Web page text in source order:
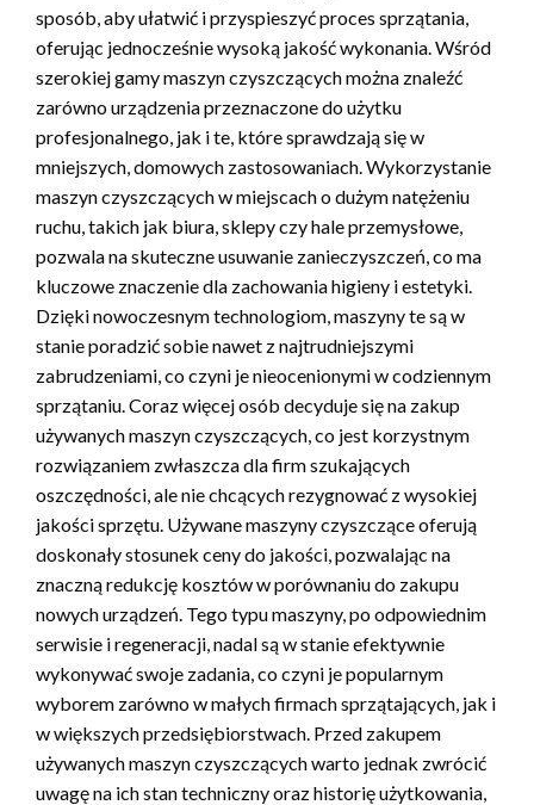
sposób, aby ułatwić i przyspieszyć proces sprzątania,
oferując jednocześnie wysoką jakość wykonania. Wśród
szerokiej gamy maszyn czyszczących można znaleźć
zarówno urządzenia przeznaczone do użytku
profesjonalnego, jak i te, które sprawdzają się w
mniejszych, domowych zastosowaniach. Wykorzystanie
maszyn czyszczących w miejscach o dużym natężeniu
ruchu, takich jak biura, sklepy czy hale przemysłowe,
pozwala na skuteczne usuwanie zanieczyszczeń, co ma
kluczowe znaczenie dla zachowania higieny i estetyki.
Dzięki nowoczesnym technologiom, maszyny te są w
stanie poradzić sobie nawet z najtrudniejszymi
zabrudzeniami, co czyni je nieocenionymi w codziennym
sprzątaniu. Coraz więcej osób decyduje się na zakup
używanych maszyn czyszczących, co jest korzystnym
rozwiązaniem zwłaszcza dla firm szukających
oszczędności, ale nie chcących rezygnować z wysokiej
jakości sprzętu. Używane maszyny czyszczące oferują
doskonały stosunek ceny do jakości, pozwalając na
znaczną redukcję kosztów w porównaniu do zakupu
nowych urządzeń. Tego typu maszyny, po odpowiednim
serwisie i regeneracji, nadal są w stanie efektywnie
wykonywać swoje zadania, co czyni je popularnym
wyborem zarówno w małych firmach sprzątających, jak i
w większych przedsiębiorstwach. Przed zakupem
używanych maszyn czyszczących warto jednak zwrócić
uwagę na ich stan techniczny oraz historię użytkowania,